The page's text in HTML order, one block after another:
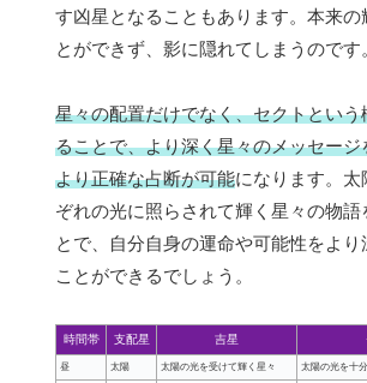
す凶星となることもあります。本来の
とができず、影に隠れてしまうのです
星々の配置だけでなく、セクトという
ることで、より深く星々のメッセージ
より正確な占断が可能になります。
ぞれの光に照らされて輝く星々の物語
とで、自分自身の運命や可能性をより
ことができるでしょう。
時間帯 支配星 吉星
昼 太陽 太陽の光を受けて輝く星々 太陽の光を十